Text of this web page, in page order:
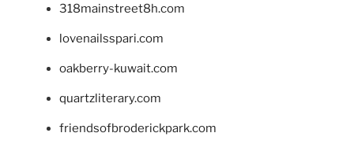
318mainstreet8h.com
lovenailsspari.com
oakberry-kuwait.com
quartzliterary.com
friendsofbroderickpark.com